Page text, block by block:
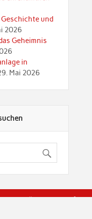
und
2026
Geheimnis
in
Mai 2026
Gesellschaft (BGG)